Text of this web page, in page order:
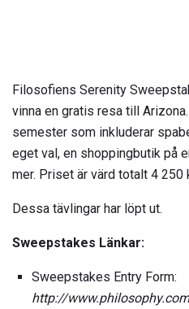
Filosofiens Serenity
vinna en gratis resa till
semester som inkluderar
eget val, en shoppingbutik på
mer. Priset är värd totalt 4 250
Dessa tävlingar har löpt ut.
Sweepstakes Länkar:
Sweepstakes Entry Form:
http://